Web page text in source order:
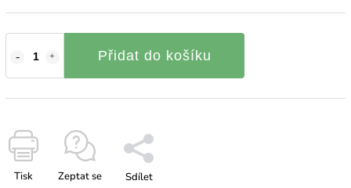
Přidat do košíku
Tisk Zeptat se Sdílet